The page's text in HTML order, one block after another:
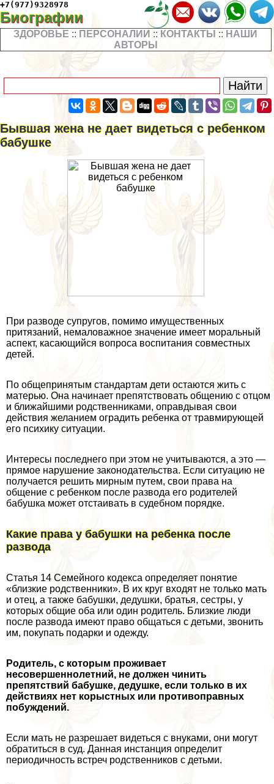
+7(977)9328978
Биографии
ЗДОРОВЬЕ :: ПЕРСОНАЛИИ :: КОНТАКТЫ :: НАШИ
АВТОРЫ
Бывшая жена не дает видеться с ребенком
бабушке
При разводе супругов, помимо имущественных
притязаний, немаловажное значение имеет мopaльный
аспект, касающийся вопроса воспитания совместных
детей.
По общепринятым стандартам дети остаются жить с
матерью. Она начинает препятствовать общению с отцом
и ближайшими родственниками, оправдывая свои
действия желанием оградить ребенка от травмирующей
его психику ситуации.
Интересы последнего при этом не учитываются, а это —
прямое нарушение законодательства. Если ситуацию не
получается решить мирным путем, свои права на
общение с ребенком после развода его родителей
бабушка может отстаивать в судебном порядке.
Какие права у бабушки на ребенка после
развода
Статья 14 Семейного кодекса определяет понятие
«близкие родственники». В их круг входят не только мать
и отец, а также бабушки, дедушки, братья, сестры, у
которых общие оба или один родитель. Близкие люди
после развода имеют право общаться с детьми, звонить
им, покупать подарки и одежду.
Родитель, с которым проживает
несовершеннолетний, не должен чинить
препятствий бабушке, дедушке, если только в их
действиях нет корыстных или противоправных
побуждений.
Если мать не разрешает видеться с внуками, они могут
обратиться в суд. Данная инстанция определит
периодичность встреч родственников с детьми.